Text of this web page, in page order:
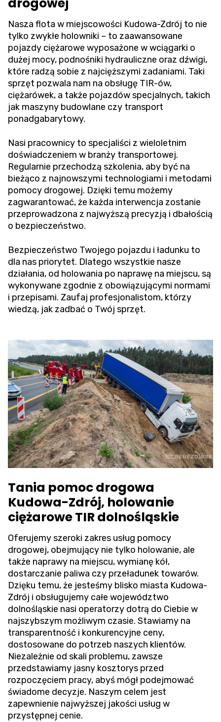
Nasza flota w miejscowości Kudowa-Zdrój to nie
tylko zwykłe holowniki – to zaawansowane
pojazdy ciężarowe wyposażone w wciągarki o
dużej mocy, podnośniki hydrauliczne oraz dźwigi,
które radzą sobie z najcięższymi zadaniami. Taki
sprzęt pozwala nam na obsługę TIR-ów,
ciężarówek, a także pojazdów specjalnych, takich
jak maszyny budowlane czy transport
ponadgabarytowy.
Nasi pracownicy to specjaliści z wieloletnim
doświadczeniem w branży transportowej.
Regularnie przechodzą szkolenia, aby być na
bieżąco z najnowszymi technologiami i metodami
pomocy drogowej. Dzięki temu możemy
zagwarantować, że każda interwencja zostanie
przeprowadzona z najwyższą precyzją i dbałością
o bezpieczeństwo.
Bezpieczeństwo Twojego pojazdu i ładunku to
dla nas priorytet. Dlatego wszystkie nasze
działania, od holowania po naprawę na miejscu, są
wykonywane zgodnie z obowiązującymi normami
i przepisami. Zaufaj profesjonalistom, którzy
wiedzą, jak zadbać o Twój sprzęt.
Tania pomoc drogowa
Kudowa-Zdrój, holowanie
ciężarowe TIR dolnośląskie
Oferujemy szeroki zakres usług pomocy
drogowej, obejmujący nie tylko holowanie, ale
także naprawy na miejscu, wymianę kół,
dostarczanie paliwa czy przeładunek towarów.
Dzięku temu, że jesteśmy blisko miasta Kudowa-
Zdrój i obsługujemy całe województwo
dolnośląskie nasi operatorzy dotrą do Ciebie w
najszybszym możliwym czasie. Stawiamy na
transparentność i konkurencyjne ceny,
dostosowane do potrzeb naszych klientów.
Niezależnie od skali problemu, zawsze
przedstawiamy jasny kosztorys przed
rozpoczęciem pracy, abyś mógł podejmować
świadome decyzje. Naszym celem jest
zapewnienie najwyższej jakości usług w
przystępnej cenie.